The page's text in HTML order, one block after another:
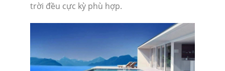
trời đều cực kỳ phù hợp.